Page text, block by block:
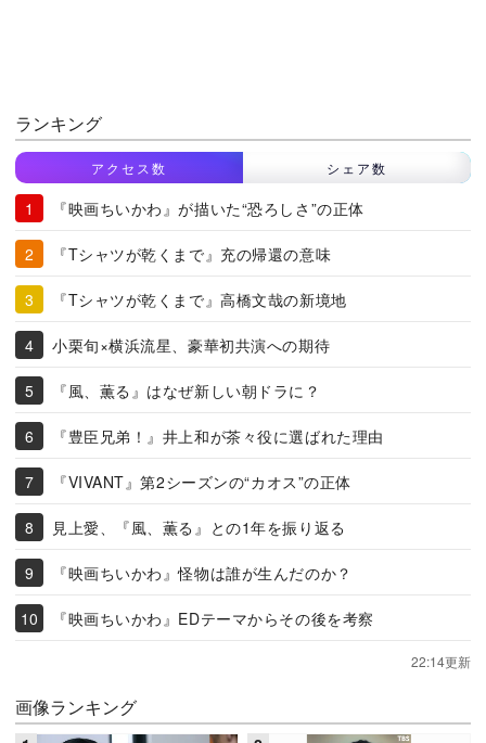
ランキング
アクセス数 シェア数
『映画ちいかわ』が描いた“恐ろしさ”の正体
『Tシャツが乾くまで』充の帰還の意味
『Tシャツが乾くまで』高橋文哉の新境地
小栗旬×横浜流星、豪華初共演への期待
『風、薫る』はなぜ新しい朝ドラに？
『豊臣兄弟！』井上和が茶々役に選ばれた理由
『VIVANT』第2シーズンの“カオス”の正体
見上愛、『風、薫る』との1年を振り返る
『映画ちいかわ』怪物は誰が生んだのか？
『映画ちいかわ』EDテーマからその後を考察
22:14更新
画像ランキング